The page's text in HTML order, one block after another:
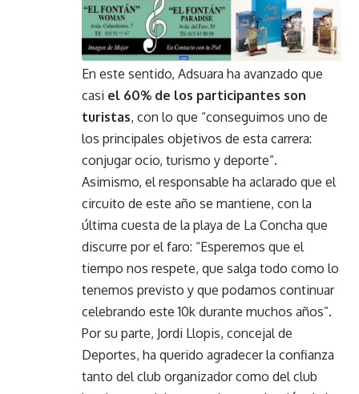
En este sentido, Adsuara ha avanzado que
casi el 60% de los participantes son
turistas, con lo que “conseguimos uno de
los principales objetivos de esta carrera:
conjugar ocio, turismo y deporte”.
Asimismo, el responsable ha aclarado que el
circuito de este año se mantiene, con la
última cuesta de la playa de La Concha que
discurre por el faro: “Esperemos que el
tiempo nos respete, que salga todo como lo
tenemos previsto y que podamos continuar
celebrando este 10k durante muchos años”.
Por su parte, Jordi Llopis, concejal de
Deportes, ha querido agradecer la confianza
tanto del club organizador como del club